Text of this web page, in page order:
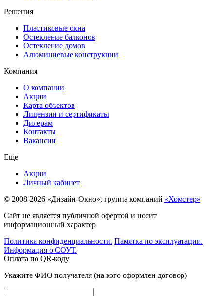
Решения
Пластиковые окна
Остекление балконов
Остекление домов
Алюминиевые конструкции
Компания
О компании
Акции
Карта объектов
Лицензии и сертификаты
Дилерам
Контакты
Вакансии
Еще
Акции
Личный кабинет
© 2008-2026 «Дизайн-Окно», группа компаний «Хомстер»
Сайт не является публичной офертой и носит
информационный характер
Политика конфиденциальности. Памятка по эксплуатации.
Информация о СОУТ.
Оплата по QR-коду
Укажите ФИО получателя (на кого оформлен договор)